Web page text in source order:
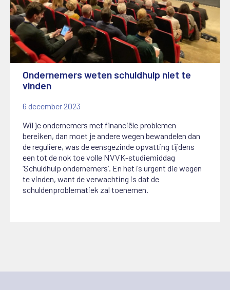
Ondernemers weten schuldhulp niet te
vinden
6 december 2023
Wil je ondernemers met financiële problemen
bereiken, dan moet je andere wegen bewandelen dan
de reguliere, was de eensgezinde opvatting tijdens
een tot de nok toe volle NVVK-studiemiddag
‘Schuldhulp ondernemers’. En het is urgent die wegen
te vinden, want de verwachting is dat de
schuldenproblematiek zal toenemen.